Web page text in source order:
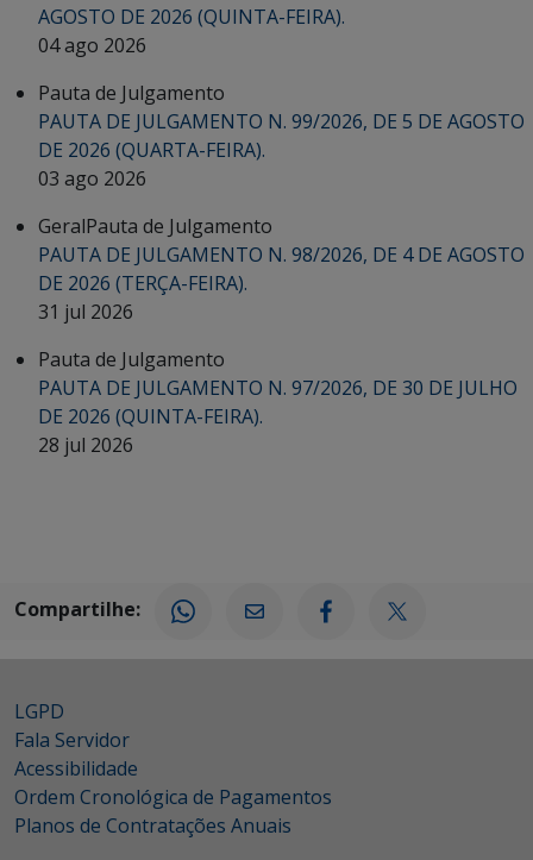
AGOSTO DE 2026 (QUINTA-FEIRA).
04 ago 2026
Pauta de Julgamento
PAUTA DE JULGAMENTO N. 99/2026, DE 5 DE AGOSTO
DE 2026 (QUARTA-FEIRA).
03 ago 2026
GeralPauta de Julgamento
PAUTA DE JULGAMENTO N. 98/2026, DE 4 DE AGOSTO
DE 2026 (TERÇA-FEIRA).
31 jul 2026
Pauta de Julgamento
PAUTA DE JULGAMENTO N. 97/2026, DE 30 DE JULHO
DE 2026 (QUINTA-FEIRA).
28 jul 2026
Compartilhe:
LGPD
Fala Servidor
Acessibilidade
Ordem Cronológica de Pagamentos
Planos de Contratações Anuais